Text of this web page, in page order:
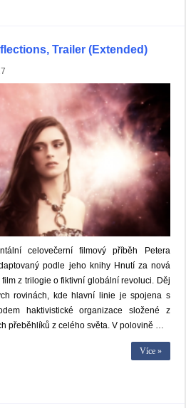
Trailer (Extended)
celovečerní filmový příběh Petera
podle jeho knihy Hnutí za nová
z trilogie o fiktivní globální revoluci. Děj
rovinách, kde hlavní linie je spojena s
haktivistické organizace složené z
přeběhlíků z celého světa. V polovině …
Více »